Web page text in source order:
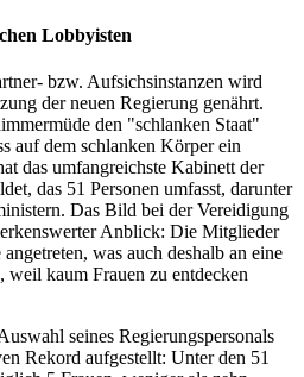
Lobbyisten
bzw. Aufsichsinstanzen wird
der neuen Regierung genährt.
den "schlanken Staat"
auf dem schlanken Körper ein
das umfangreichste Kabinett der
das 51 Personen umfasst, darunter
Das Bild bei der Vereidigung
Anblick: Die Mitglieder
was auch deshalb an eine
weil kaum Frauen zu entdecken
seines Regierungspersonals
Rekord aufgestellt: Unter den 51